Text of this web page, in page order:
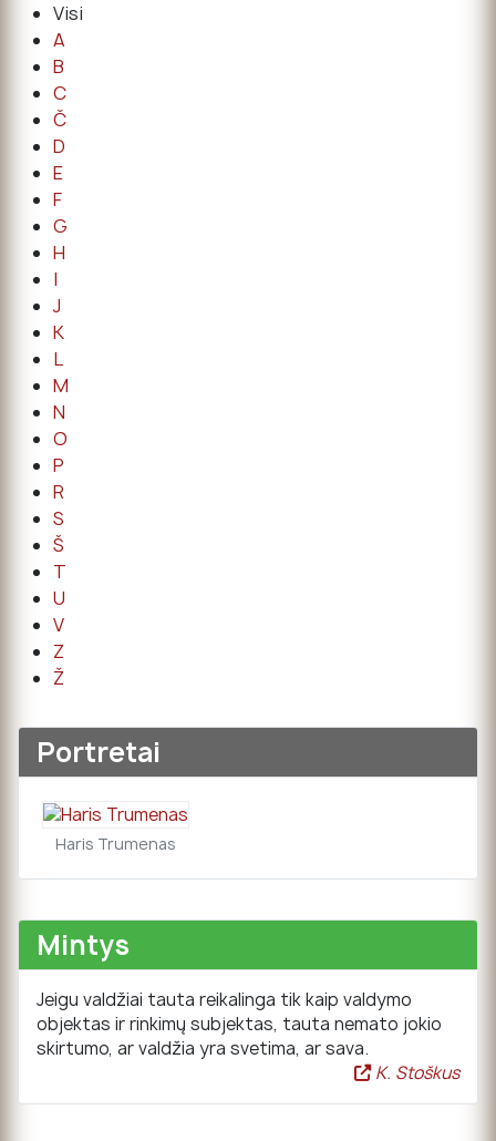
Visi
A
B
C
Č
D
E
F
G
H
I
J
K
L
M
N
O
P
R
S
Š
T
U
V
Z
Ž
Portretai
Haris Trumenas
Mintys
Jeigu valdžiai tauta reikalinga tik kaip valdymo
objektas ir rinkimų subjektas, tauta nemato jokio
skirtumo, ar valdžia yra svetima, ar sava.
K. Stoškus